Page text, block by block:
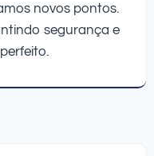
novos pontos.
segurança e